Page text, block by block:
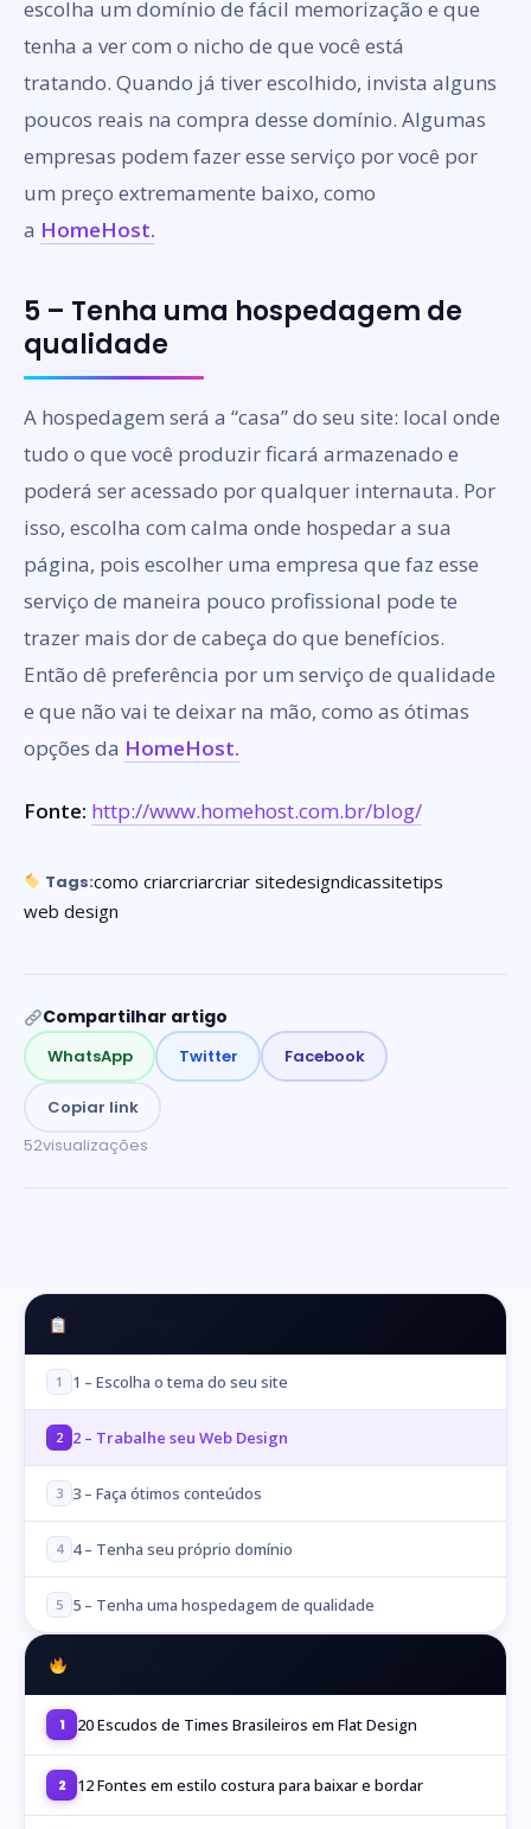
escolha um domínio de fácil memorização e que
tenha a ver com o nicho de que você está
tratando. Quando já tiver escolhido, invista alguns
poucos reais na compra desse domínio. Algumas
empresas podem fazer esse serviço por você por
um preço extremamente baixo, como
a HomeHost.
5 – Tenha uma hospedagem de
qualidade
A hospedagem será a “casa” do seu site: local onde
tudo o que você produzir ficará armazenado e
poderá ser acessado por qualquer internauta. Por
isso, escolha com calma onde hospedar a sua
página, pois escolher uma empresa que faz esse
serviço de maneira pouco profissional pode te
trazer mais dor de cabeça do que benefícios.
Então dê preferência por um serviço de qualidade
e que não vai te deixar na mão, como as ótimas
opções da HomeHost.
Fonte: http://www.homehost.com.br/blog/
Tags:como criarcriarcriar sitedesigndicassitetips
web design
Compartilhar artigo
WhatsApp Twitter Facebook
Copiar link
52visualizações
1 1 – Escolha o tema do seu site
2 2 – Trabalhe seu Web Design
3 3 – Faça ótimos conteúdos
4 4 – Tenha seu próprio domínio
5 5 – Tenha uma hospedagem de qualidade
1 20 Escudos de Times Brasileiros em Flat Design
2 12 Fontes em estilo costura para baixar e bordar